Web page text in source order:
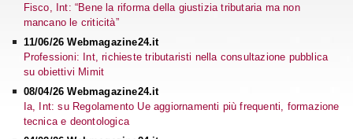
Fisco, Int: “Bene la riforma della giustizia tributaria ma non
mancano le criticità”
11/06/26 Webmagazine24.it
Professioni: Int, richieste tributaristi nella consultazione pubblica
su obiettivi Mimit
08/04/26 Webmagazine24.it
Ia, Int: su Regolamento Ue aggiornamenti più frequenti, formazione
tecnica e deontologica